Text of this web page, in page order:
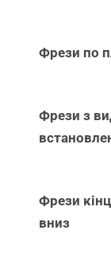
Фрези по
Фрези з
Фрези
вниз